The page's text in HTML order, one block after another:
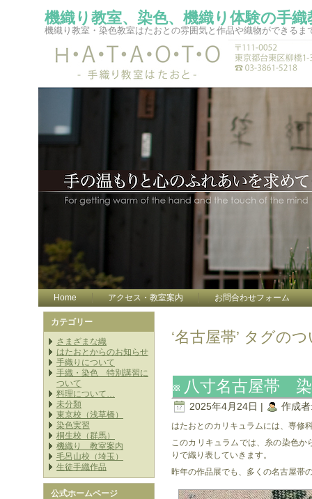
機織り教室、染色、機織り体験の手
機織り教室・染色教室はたおとの雰囲気と作品や織物ができるま
Home アクセス・教室案内 お問合わせフォーム
カテゴリー
さまざまな織
はたおとからのお知らせ
手織りについて
手織・染色 特別講習に
ついて
料理について…
未分類
東京校（浅草橋）
染色実習
桐生校（群馬）
機織り 教室案内
毛呂山校（埼玉）
生徒手織作品
公式ホームページ
‘名古屋帯’ タグの
八寸名古屋帯
2025年4月24日 | 作成
はたおとのカリキュラムには、専修
このカリキュラムでは、糸の染色
りで織り表していきます。
昨年の作品展でも、多くの名古屋帯